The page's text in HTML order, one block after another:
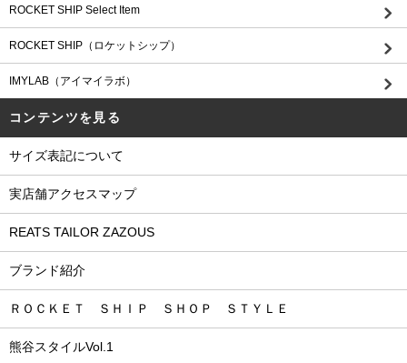
ROCKET SHIP Select Item
ROCKET SHIP（ロケットシップ）
IMYLAB（アイマイラボ）
コンテンツを見る
サイズ表記について
実店舗アクセスマップ
REATS TAILOR ZAZOUS
ブランド紹介
ＲＯＣＫＥＴ ＳＨＩＰ ＳＨＯＰ ＳＴＹＬＥ
熊谷スタイルVol.1